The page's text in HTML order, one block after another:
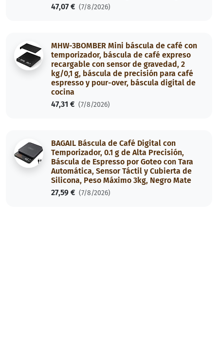
47,07 € (7/8/2026)
MHW-3BOMBER Mini báscula de café con
temporizador, báscula de café expreso
recargable con sensor de gravedad, 2
kg/0,1 g, báscula de precisión para café
espresso y pour-over, báscula digital de
cocina
47,31 € (7/8/2026)
BAGAIL Báscula de Café Digital con
Temporizador, 0.1 g de Alta Precisión,
Báscula de Espresso por Goteo con Tara
Automática, Sensor Táctil y Cubierta de
Silicona, Peso Máximo 3kg, Negro Mate
27,59 € (7/8/2026)